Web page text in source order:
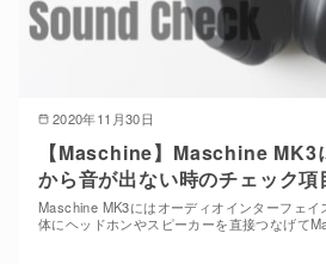
2020年11月30日
【Maschine】Maschine MK3
から音が出ない時のチェック項
Maschine MK3にはオーディオインターフェ
体にヘッドホンやスピーカーを直接つなげて